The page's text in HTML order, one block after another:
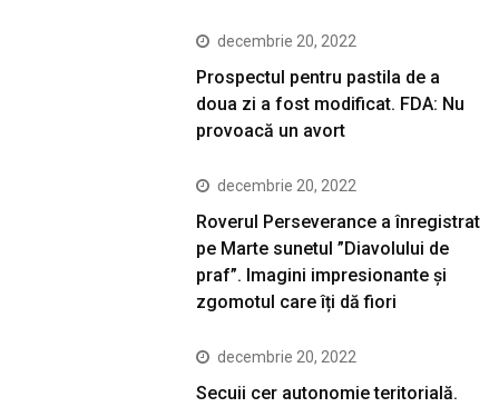
decembrie 20, 2022
Prospectul pentru pastila de a
doua zi a fost modificat. FDA: Nu
provoacă un avort
decembrie 20, 2022
Roverul Perseverance a înregistrat
pe Marte sunetul ”Diavolului de
praf”. Imagini impresionante și
zgomotul care îți dă fiori
decembrie 20, 2022
Secuii cer autonomie teritorială.